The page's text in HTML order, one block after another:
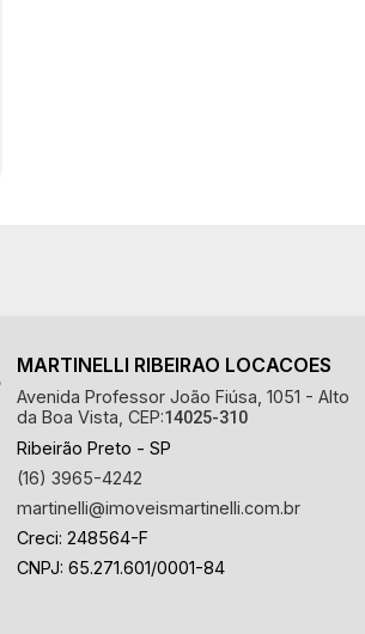
MARTINELLI RIBEIRAO LOCACOES
Avenida Professor João Fiúsa, 1051 - Alto
da Boa Vista, CEP:14025-310
Ribeirão Preto - SP
(16) 3965-4242
martinelli@imoveismartinelli.com.br
Creci: 248564-F
CNPJ: 65.271.601/0001-84